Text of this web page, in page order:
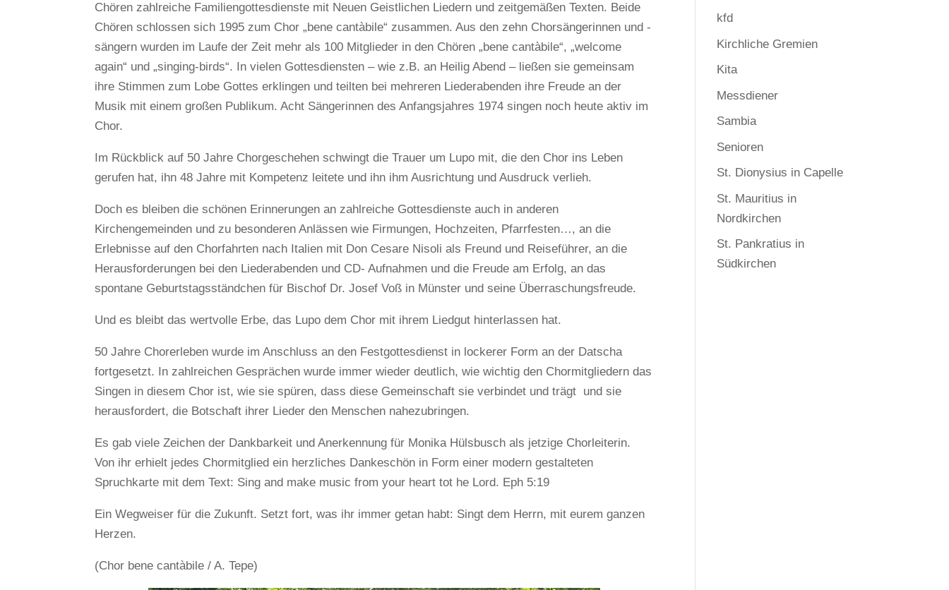
Chören zahlreiche Familiengottesdienste mit Neuen Geistlichen Liedern und zeitgemäßen Texten. Beide
Chören schlossen sich 1995 zum Chor „bene cantàbile“ zusammen. Aus den zehn Chorsängerinnen und -
sängern wurden im Laufe der Zeit mehr als 100 Mitglieder in den Chören „bene cantàbile“, „welcome
again“ und „singing-birds“. In vielen Gottesdiensten – wie z.B. an Heilig Abend – ließen sie gemeinsam
ihre Stimmen zum Lobe Gottes erklingen und teilten bei mehreren Liederabenden ihre Freude an der
Musik mit einem großen Publikum. Acht Sängerinnen des Anfangsjahres 1974 singen noch heute aktiv im
Chor.
Im Rückblick auf 50 Jahre Chorgeschehen schwingt die Trauer um Lupo mit, die den Chor ins Leben
gerufen hat, ihn 48 Jahre mit Kompetenz leitete und ihn ihm Ausrichtung und Ausdruck verlieh.
Doch es bleiben die schönen Erinnerungen an zahlreiche Gottesdienste auch in anderen
Kirchengemeinden und zu besonderen Anlässen wie Firmungen, Hochzeiten, Pfarrfesten…, an die
Erlebnisse auf den Chorfahrten nach Italien mit Don Cesare Nisoli als Freund und Reiseführer, an die
Herausforderungen bei den Liederabenden und CD- Aufnahmen und die Freude am Erfolg, an das
spontane Geburtstagsständchen für Bischof Dr. Josef Voß in Münster und seine Überraschungsfreude.
Und es bleibt das wertvolle Erbe, das Lupo dem Chor mit ihrem Liedgut hinterlassen hat.
50 Jahre Chorerleben wurde im Anschluss an den Festgottesdienst in lockerer Form an der Datscha
fortgesetzt. In zahlreichen Gesprächen wurde immer wieder deutlich, wie wichtig den Chormitgliedern das
Singen in diesem Chor ist, wie sie spüren, dass diese Gemeinschaft sie verbindet und trägt und sie
herausfordert, die Botschaft ihrer Lieder den Menschen nahezubringen.
Es gab viele Zeichen der Dankbarkeit und Anerkennung für Monika Hülsbusch als jetzige Chorleiterin.
Von ihr erhielt jedes Chormitglied ein herzliches Dankeschön in Form einer modern gestalteten
Spruchkarte mit dem Text: Sing and make music from your heart tot he Lord. Eph 5:19
Ein Wegweiser für die Zukunft. Setzt fort, was ihr immer getan habt: Singt dem Herrn, mit eurem ganzen
Herzen.
(Chor bene cantàbile / A. Tepe)
kfd
Kirchliche Gremien
Kita
Messdiener
Sambia
Senioren
St. Dionysius in Capelle
St. Mauritius in
Nordkirchen
St. Pankratius in
Südkirchen